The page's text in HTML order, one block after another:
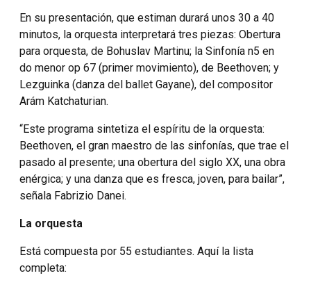
En su presentación, que estiman durará unos 30 a 40
minutos, la orquesta interpretará tres piezas: Obertura
para orquesta, de Bohuslav Martinu; la Sinfonía n5 en
do menor op 67 (primer movimiento), de Beethoven; y
Lezguinka (danza del ballet Gayane), del compositor
Arám Katchaturian.
“Este programa sintetiza el espíritu de la orquesta:
Beethoven, el gran maestro de las sinfonías, que trae el
pasado al presente; una obertura del siglo XX, una obra
enérgica; y una danza que es fresca, joven, para bailar”,
señala Fabrizio Danei.
La orquesta
Está compuesta por 55 estudiantes. Aquí la lista
completa: